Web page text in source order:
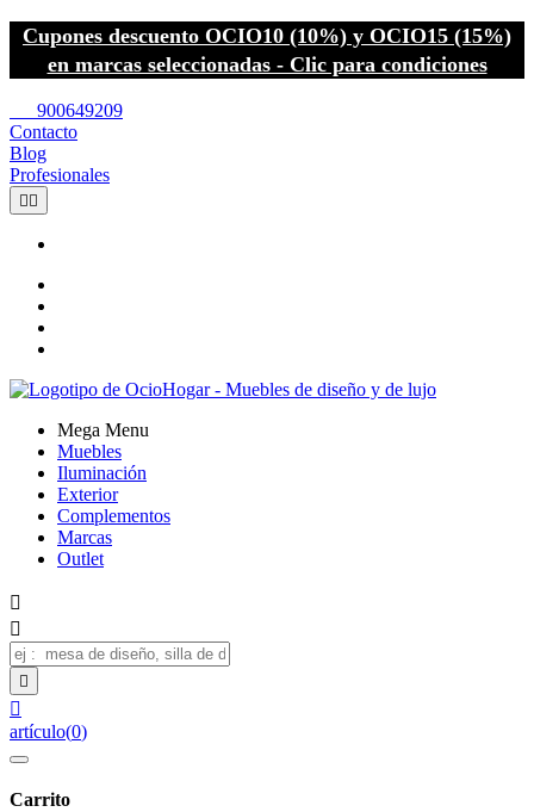
Cupones descuento OCIO10 (10%) y OCIO15 (15%)
en marcas seleccionadas - Clic para condiciones
900649209
Contacto
Blog
Profesionales
 
Mega Menu
Muebles
Iluminación
Exterior
Complementos
Marcas
Outlet




artículo(0)
Carrito